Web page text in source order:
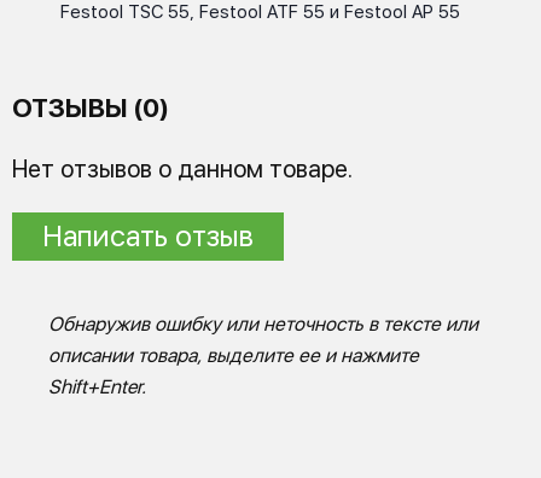
Festool TSC 55, Festool ATF 55 и Festool AP 55
ОТЗЫВЫ (0)
Нет отзывов о данном товаре.
Написать отзыв
Обнаружив ошибку или неточность в тексте или
описании товара, выделите ее и нажмите
Shift+Enter.